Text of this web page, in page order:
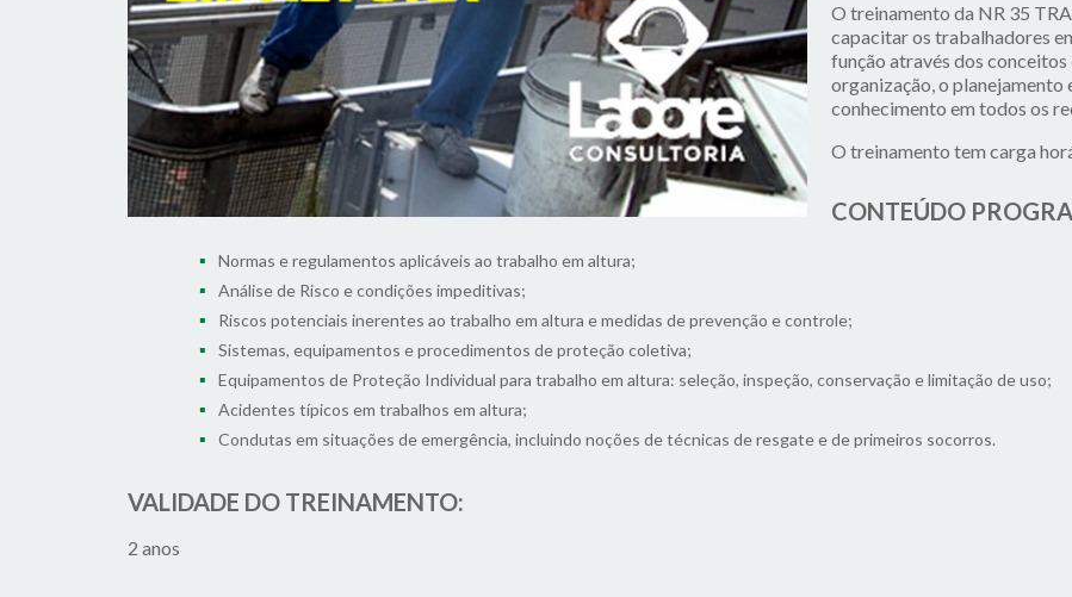
O treinamento da NR 35
capacitar os trabalhadores
função através dos conceitos
organização, o planejamento
conhecimento em todos os
O treinamento tem carga
CONTEÚDO
Normas e regulamentos aplicáveis ao trabalho em altura;
Análise de Risco e condições impeditivas;
Riscos potenciais inerentes ao trabalho em altura e medidas de prevenção e controle;
Sistemas, equipamentos e procedimentos de proteção coletiva;
Equipamentos de Proteção Individual para trabalho em altura: seleção, inspeção, conservação e limitação de uso;
Acidentes típicos em trabalhos em altura;
Condutas em situações de emergência, incluindo noções de técnicas de resgate e de primeiros socorros.
VALIDADE DO TREINAMENTO:
2 anos